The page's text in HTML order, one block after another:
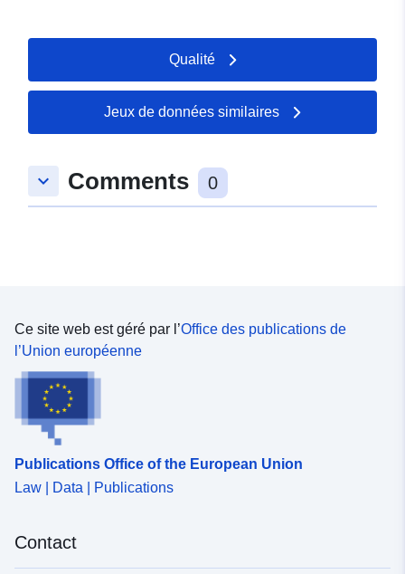
restricted
Qualité
Jeux de données similaires
keyboard_arrow_down Comments 0
Ce site web est géré par l’Office des publications de
l’Union européenne
Publications Office of the European Union
Law | Data | Publications
Contact